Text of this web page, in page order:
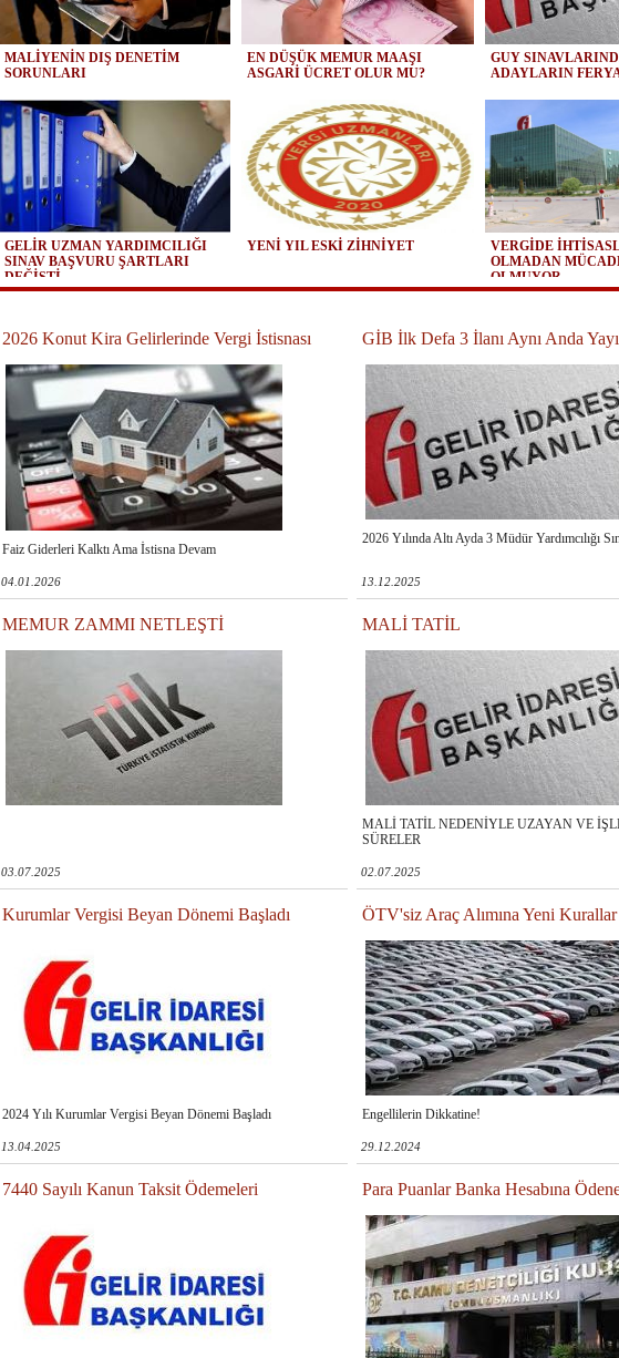
MALİYENİN DIŞ DENETİM
SORUNLARI
EN DÜŞÜK MEMUR MAAŞI
ASGARİ ÜCRET OLUR MU?
GUY
ADAYLARIN
GELİR UZMAN YARDIMCILIĞI
SINAV BAŞVURU ŞARTLARI
DEĞİŞTİ
YENİ YIL ESKİ ZİHNİYET
VERGİDE
OLMADAN
OLMUYOR
2026 Konut Kira Gelirlerinde Vergi İstisnası GİB İlk Defa 3 İlanı Aynı Anda
Faiz Giderleri Kalktı Ama İstisna Devam
2026 Yılında Altı Ayda 3 Müdür Yardımcılığı
04.01.2026 13.12.2025
MEMUR ZAMMI NETLEŞTİ MALİ TATİL
MALİ TATİL NEDENİYLE UZAYAN VE
SÜRELER
03.07.2025 02.07.2025
Kurumlar Vergisi Beyan Dönemi Başladı ÖTV'siz Araç Alımına Yeni
2024 Yılı Kurumlar Vergisi Beyan Dönemi Başladı Engellilerin Dikkatine!
13.04.2025 29.12.2024
7440 Sayılı Kanun Taksit Ödemeleri Para Puanlar Banka Hesabına